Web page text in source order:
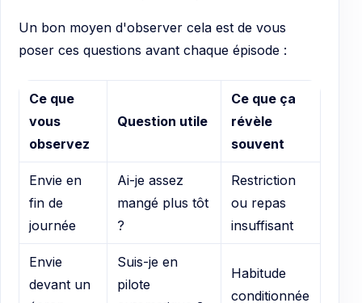
Un bon moyen d'observer cela est de vous
poser ces questions avant chaque épisode :
Ce que
vous
observez
Question utile
Ce que ça
révèle
souvent
Envie en
fin de
journée
Ai-je assez
mangé plus tôt
?
Restriction
ou repas
insuffisant
Envie
devant un
Suis-je en
pilote
Habitude
conditionnée